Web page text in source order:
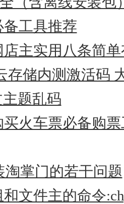
工具推荐
主实用八条简
存储内测激活码
题乱码
火车票必备购
淘掌门的若干问题
文件主的命令